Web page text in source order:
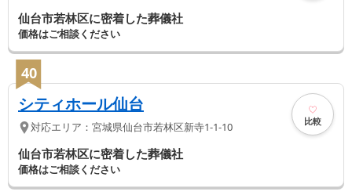
仙台市若林区に密着した葬儀社
価格はご相談ください
40
シティホール仙台
対応エリア： 宮城県仙台市若林区新寺1-1-10 比較
仙台市若林区に密着した葬儀社
価格はご相談ください